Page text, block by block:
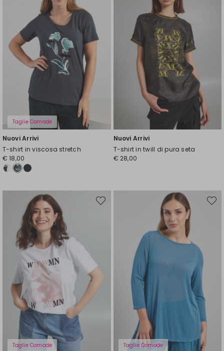
Taglie Comode
Nuovi Arrivi
T-shirt in viscosa stretch
€ 18,00
Nuovi Arrivi
T-shirt in twill di pura seta
€ 28,00
Taglie Comode
Sposta
Taglie Comode